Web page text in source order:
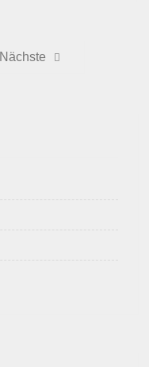
Nächste